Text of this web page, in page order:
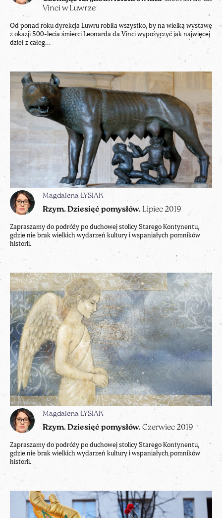
Vinci w Luwrze
Od ponad roku dyrekcja Luwru robiła wszystko, by na wielką wystawę
z okazji 500-lecia śmierci Leonarda da Vinci wypożyczyć jak najwięcej
dzieł z całeg...
Magdalena ŁYSIAK
Rzym. Dziesięć pomysłów. Lipiec 2019
Zapraszamy do podróży po duchowej stolicy Starego Kontynentu,
gdzie nie brak wielkich wydarzeń kultury i wspaniałych pomników
historii.
Magdalena ŁYSIAK
Rzym. Dziesięć pomysłów. Czerwiec 2019
Zapraszamy do podróży po duchowej stolicy Starego Kontynentu,
gdzie nie brak wielkich wydarzeń kultury i wspaniałych pomników
historii.